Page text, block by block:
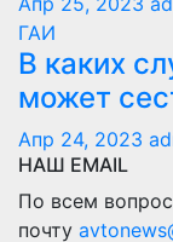
ГАИ
В каких
может
Апр 24, 2023
НАШ EMAIL
По всем
почту